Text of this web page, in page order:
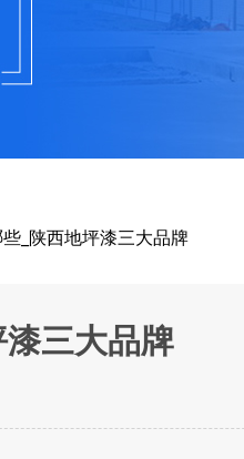
_陕西地坪漆三大品牌
三大品牌